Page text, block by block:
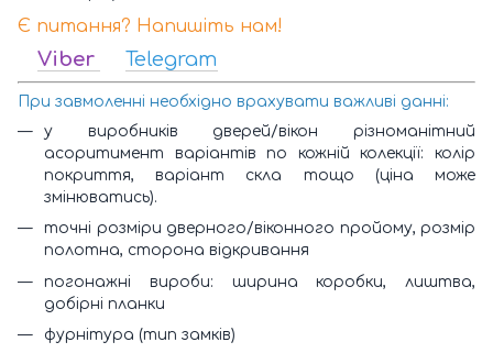
Є питання? Напишіть нам!
Viber Telegram
При завмоленні необхідно врахувати важливі данні:
у виробників дверей/вікон різноманітний
асоритимент варіантів по кожній колекції: колір
покриття, варіант скла тощо (ціна може
змінюватись).
точні розміри дверного/віконного пройому, розмір
полотна, сторона відкривання
погонажні вироби: ширина коробки, лиштва,
добірні планки
фурнітура (тип замків)